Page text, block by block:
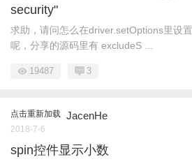
security"
求助，请问怎么在driver.setOptions里设
呢，分享的源码里有 excludeS ...
19487 3
点击重新加载 JacenHe
2018-7-6
spin控件显示小数